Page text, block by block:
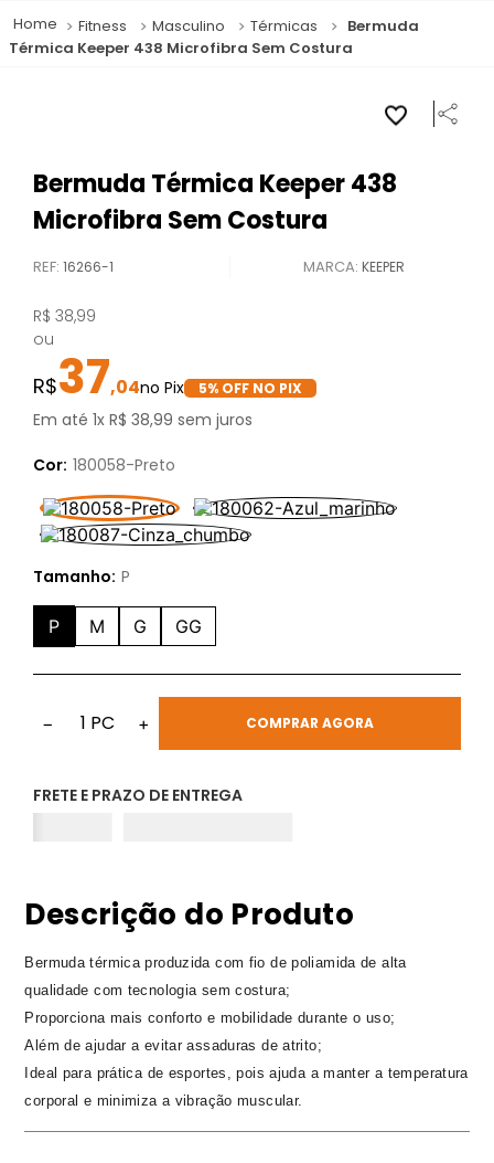
Fitness Masculino Térmicas
Bermuda
Térmica Keeper 438 Microfibra Sem Costura
Bermuda Térmica Keeper 438
Microfibra Sem Costura
REF:16266-1 KEEPER
R$ 38,99
ou
37,04 5% OFF NO PIX
Em até1xR$ 38,99 sem juros
Cor: 180058-Preto
Tamanho: P
P M G GG
− 1 PC + COMPRAR AGORA
FRETE E PRAZO DE ENTREGA
Descrição do Produto
Bermuda térmica produzida com fio de poliamida de alta
qualidade com tecnologia sem costura;
Proporciona mais conforto e mobilidade durante o uso;
Além de ajudar a evitar assaduras de atrito;
Ideal para prática de esportes, pois ajuda a manter a temperatura
corporal e minimiza a vibração muscular.